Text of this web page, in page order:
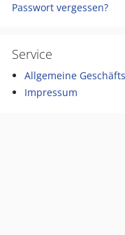
Passwort vergessen?
Service
Allgemeine
Impressum